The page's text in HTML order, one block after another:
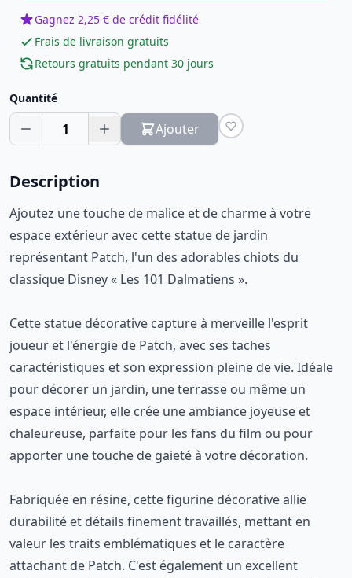
Gagnez 2,25 € de crédit fidélité
Frais de livraison gratuits
Retours gratuits pendant 30 jours
Quantité
1 Ajouter
Description
Ajoutez une touche de malice et de charme à votre
espace extérieur avec cette statue de jardin
représentant Patch, l'un des adorables chiots du
classique Disney « Les 101 Dalmatiens ».
Cette statue décorative capture à merveille l'esprit
joueur et l'énergie de Patch, avec ses taches
caractéristiques et son expression pleine de vie. Idéale
pour décorer un jardin, une terrasse ou même un
espace intérieur, elle crée une ambiance joyeuse et
chaleureuse, parfaite pour les fans du film ou pour
apporter une touche de gaieté à votre décoration.
Fabriquée en résine, cette figurine décorative allie
durabilité et détails finement travaillés, mettant en
valeur les traits emblématiques et le caractère
attachant de Patch. C'est également un excellent